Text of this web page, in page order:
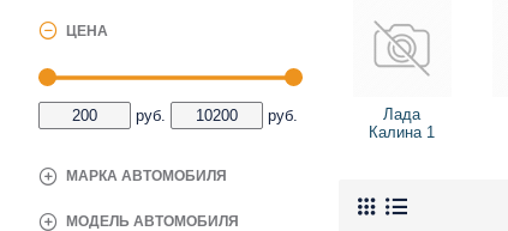
ЦЕНА
руб. руб.
МАРКА АВТОМОБИЛЯ
МОДЕЛЬ АВТОМОБИЛЯ
Лада
Калина 1